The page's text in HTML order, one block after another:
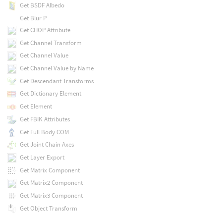
Get BSDF Albedo
Get Blur P
Get CHOP Attribute
Get Channel Transform
Get Channel Value
Get Channel Value by Name
Get Descendant Transforms
Get Dictionary Element
Get Element
Get FBIK Attributes
Get Full Body COM
Get Joint Chain Axes
Get Layer Export
Get Matrix Component
Get Matrix2 Component
Get Matrix3 Component
Get Object Transform